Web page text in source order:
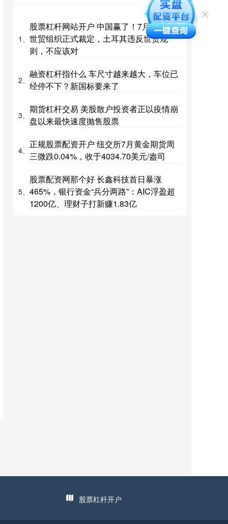
1、
股票杠杆网站开户 中国赢了！7月28日，
世贸组织正式裁定，土耳其违反世贸规
则，不应该对
2、
融资杠杆指什么 车尺寸越来越大，车位已
经停不下？新国标要来了
3、
期货杠杆交易 美股散户投资者正以疫情崩
盘以来最快速度抛售股票
4、
正规股票配资开户 纽交所7月黄金期货周
三微跌0.04%，收于4034.70美元/盎司
5、
股票配资网那个好 长鑫科技首日暴涨
465%，银行资金“兵分两路”：AIC浮盈超
1200亿、理财子打新赚1.83亿
股票杠杆开户